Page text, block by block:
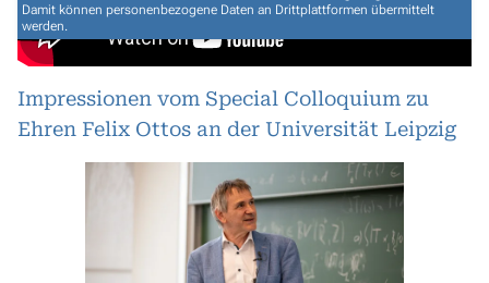
Damit können personenbezogene Daten an Drittplattformen übermittelt
werden.
Impressionen vom Special Colloquium zu
Ehren Felix Ottos an der Universität Leipzig